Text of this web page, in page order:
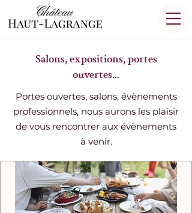
Salons, expositions, portes
ouvertes...
Portes ouvertes, salons, évènements
professionnels, nous aurons les plaisir
de vous rencontrer aux évènements
à venir.